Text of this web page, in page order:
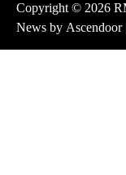
Copyright © 2026
News by Ascendoor